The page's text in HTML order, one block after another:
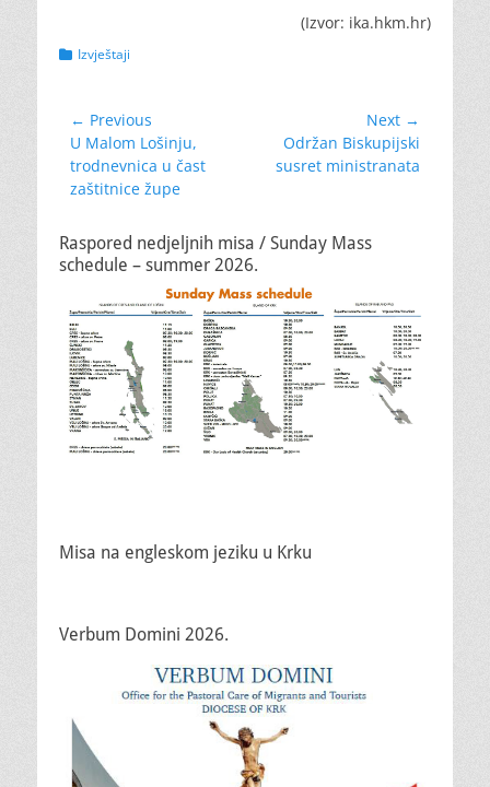
(Izvor: ika.hkm.hr)
Categories
Izvještaji
Navigacija
objava
← Previous
Previous
post:
U Malom Lošinju,
trodnevnica u čast
zaštitnice župe
Next →
post:
Održan Biskupijski
susret ministranata
Raspored nedjeljnih misa / Sunday Mass
schedule – summer 2026.
Misa na engleskom jeziku u Krku
Verbum Domini 2026.